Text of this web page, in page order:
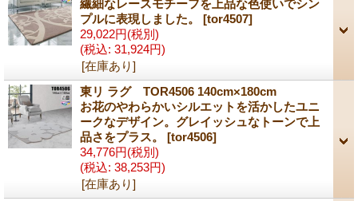
繊細なレースモチーフを上品な色使いでシン
プルに表現しました。 [tor4507]
29,022円(税別)
(税込: 31,924円)
[在庫あり]
東リ ラグ TOR4506 140cm×180cm
お花のやわらかいシルエットを活かしたユニ
ークなデザイン。グレイッシュなトーンで上
品さをプラス。 [tor4506]
34,776円(税別)
(税込: 38,253円)
[在庫あり]